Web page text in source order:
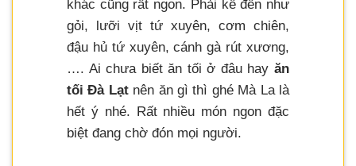
khác cũng rất ngon. Phải kể đến như
gỏi, lưỡi vịt tứ xuyên, cơm chiên,
đậu hủ tứ xuyên, cánh gà rút xương,
…. Ai chưa biết ăn tối ở đâu hay ăn
tối Đà Lạtnên ăn gì thì ghé Mà La là
hết ý nhé. Rất nhiều món ngon đặc
biệt đang chờ đón mọi người.